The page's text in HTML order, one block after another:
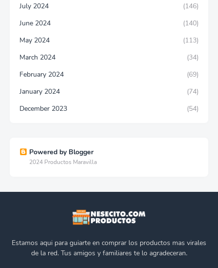
July 2024
(146)
June 2024
(140)
May 2024
(113)
March 2024
(34)
February 2024
(69)
January 2024
(74)
December 2023
(54)
Powered by Blogger
2024 Productos Maravilla
Estamos aqui para guiarte en comprar los productos mas virales
de la red. Tus amigos y familiares te lo agradeceran.